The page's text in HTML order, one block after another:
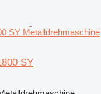
SY Metalldrehmaschine
SY